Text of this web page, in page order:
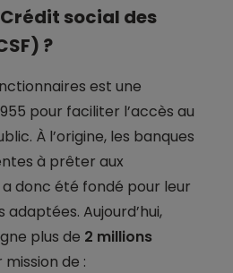
social des
?
est une
pour faciliter l’accès au
À l’origine, les banques
à prêter aux
a donc été fondé pour leur
Aujourd’hui,
plus de 2 millions
de :